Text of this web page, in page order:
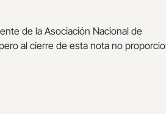
de la Asociación Nacional de
al cierre de esta nota no